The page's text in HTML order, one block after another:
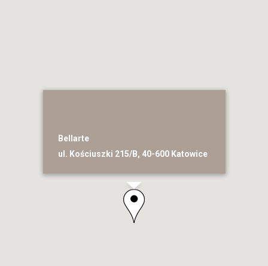
Bellarte
ul. Kościuszki 215/B, 40-600 Katowice